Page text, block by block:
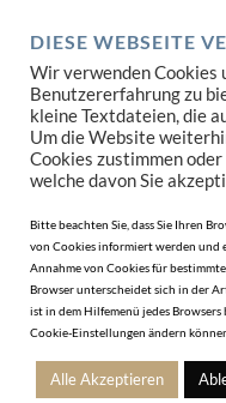
Datenschutz
Impressum
AGB
DIESE WEBSEITE
Wir verwenden Cookies
Benutzererfahrung zu
kleine Textdateien, die
Um die Website
Cookies zustimmen
welche davon Sie
Bitte beachten Sie, dass Sie Ihren
von Cookies informiert werden und
Annahme von Cookies für
Browser unterscheidet sich in der
ist in dem Hilfemenü jedes
Cookie-Einstellungen ändern
Alle Akzeptieren